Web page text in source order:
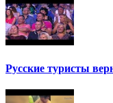
Русские туристы